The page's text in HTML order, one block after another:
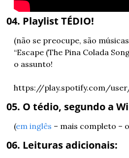
04. Playlist TÉDIO!
(não se preocupe, são
“Escape (The Pina Colada
o assunto!
https://play.spotify.com/
05. O tédio, segundo a
(em inglês – mais completo –
06. Leituras adicionais: